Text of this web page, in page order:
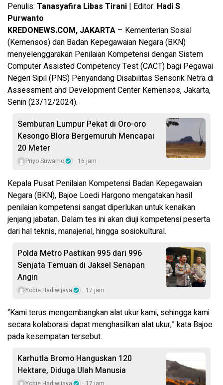
Penulis: Tanasyafira Libas Tirani | Editor: Hadi S
Purwanto
KREDONEWS.COM, JAKARTA – Kementerian Sosial
(Kemensos) dan Badan Kepegawaian Negara (BKN)
menyelenggarakan Penilaian Kompetensi dengan Sistem
Computer Assisted Competency Test (CACT) bagi Pegawai
Negeri Sipil (PNS) Penyandang Disabilitas Sensorik Netra di
Assessment and Development Center Kemensos, Jakarta,
Senin (23/12/2024).
Semburan Lumpur Pekat di Oro-oro
Kesongo Blora Bergemuruh Mencapai
20 Meter
Priyo Suwarno 16 jam
Kepala Pusat Penilaian Kompetensi Badan Kepegawaian
Negara (BKN), Bajoe Loedi Hargono mengatakan hasil
penilaian kompetensi sangat diperlukan untuk kenaikan
jenjang jabatan. Dalam tes ini akan diuji kompetensi peserta
dari hal teknis, manajerial, hingga sosiokultural.
Polda Metro Pastikan 995 dari 996
Senjata Temuan di Jaksel Senapan
Angin
Yobie Hadiwijaya 17 jam
“Kami terus mengembangkan alat ukur kami, sehingga kami
secara kolaborasi dapat menghasilkan alat ukur,” kata Bajoe
pada kesempatan tersebut.
Karhutla Bromo Hanguskan 120
Hektare, Diduga Ulah Manusia